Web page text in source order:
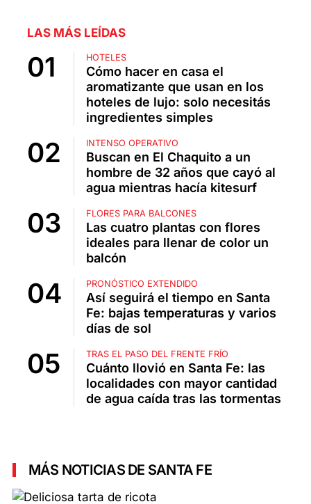
LAS MÁS LEÍDAS
HOTELES
Cómo hacer en casa el
aromatizante que usan en los
hoteles de lujo: solo necesitás
ingredientes simples
INTENSO OPERATIVO
Buscan en El Chaquito a un
hombre de 32 años que cayó al
agua mientras hacía kitesurf
FLORES PARA BALCONES
Las cuatro plantas con flores
ideales para llenar de color un
balcón
PRONÓSTICO EXTENDIDO
Así seguirá el tiempo en Santa
Fe: bajas temperaturas y varios
días de sol
TRAS EL PASO DEL FRENTE FRÍO
Cuánto llovió en Santa Fe: las
localidades con mayor cantidad
de agua caída tras las tormentas
MÁS NOTICIAS DE SANTA FE